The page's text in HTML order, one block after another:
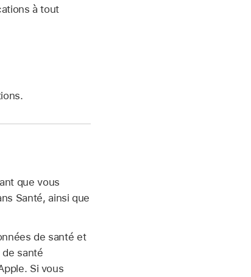
à tout
que vous
Santé, ainsi que
de santé et
santé
Si vous